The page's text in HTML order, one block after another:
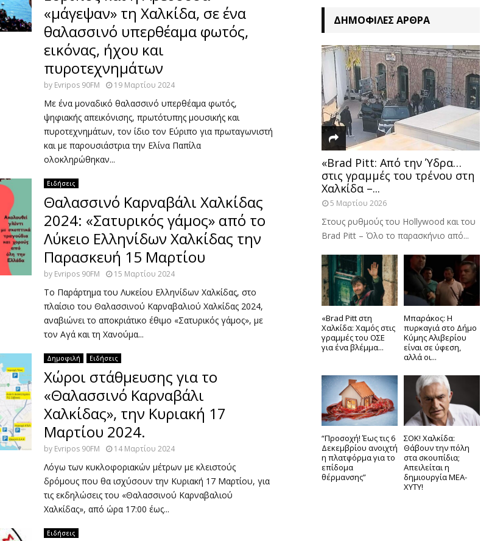
«μάγεψαν» τη Χαλκίδα, σε ένα
θαλασσινό υπερθέαμα φωτός,
εικόνας, ήχου και
πυροτεχνημάτων
by Evripos 90FM 19 Μαρτίου 2024
Με ένα μοναδικό θαλασσινό υπερθέαμα φωτός,
ψηφιακής απεικόνισης, πρωτότυπης μουσικής και
πυροτεχνημάτων, τον ίδιο τον Εύριπο για πρωταγωνιστή
και με παρουσιάστρια την Ελίνα Παπίλα
ολοκληρώθηκαν...
Ειδήσεις
Θαλασσινό Καρναβάλι Χαλκίδας
2024: «Σατυρικός γάμος» από το
Λύκειο Ελληνίδων Χαλκίδας την
Παρασκευή 15 Μαρτίου
by Evripos 90FM 15 Μαρτίου 2024
Το Παράρτημα του Λυκείου Ελληνίδων Χαλκίδας, στο
πλαίσιο του Θαλασσινού Καρναβαλιού Χαλκίδας 2024,
αναβιώνει το αποκριάτικο έθιμο «Σατυρικός γάμος», με
τον Αγά και τη Χανούμα...
Δημοφιλή Ειδήσεις
Χώροι στάθμευσης για το
«Θαλασσινό Καρναβάλι
Χαλκίδας», την Κυριακή 17
Μαρτίου 2024.
by Evripos 90FM 14 Μαρτίου 2024
Λόγω των κυκλοφοριακών μέτρων με κλειστούς
δρόμους που θα ισχύσουν την Κυριακή 17 Μαρτίου, για
τις εκδηλώσεις του «Θαλασσινού Καρναβαλιού
Χαλκίδας», από ώρα 17:00 έως...
Ειδήσεις
ΔΗΜΟΦΙΛΈΣ ΆΡΘΡΑ
«Brad Pitt: Από την Ύδρα…
στις γραμμές του τρένου στη
Χαλκίδα –...
5 Μαρτίου 2026
Στους ρυθμούς του Hollywood και του
Brad Pitt – Όλο το παρασκήνιο από...
«Brad Pitt στη
Χαλκίδα: Χαμός στις
γραμμές του ΟΣΕ
για ένα βλέμμα...
Μπαράκος: Η
πυρκαγιά στο Δήμο
Κύμης Αλιβερίου
είναι σε ύφεση,
αλλά οι...
“Προσοχή! Έως τις 6
Δεκεμβρίου ανοιχτή
η πλατφόρμα για το
επίδομα
θέρμανσης”
ΣΟΚ! Χαλκίδα:
Θάβουν την πόλη
στα σκουπίδια;
Απειλείται η
δημιουργία ΜΕΑ-
ΧΥΤΥ!